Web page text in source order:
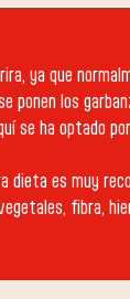
ya que
ponen los
se ha optado
dieta es muy
fibra,